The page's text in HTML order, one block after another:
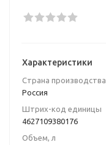
Характеристики
Страна производства
Poccия
Штрих-код единицы
4627109380176
Объем, л